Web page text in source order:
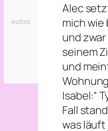
Alec
mich wie
und
seinem
und
Isabel:“
Fall
was läuft